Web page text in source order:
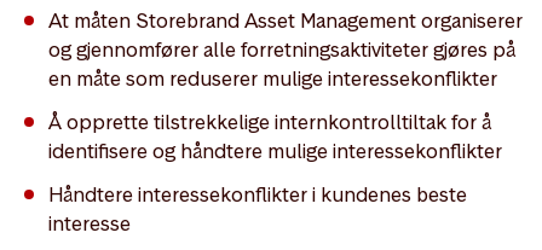
At måten Storebrand Asset Management organiserer
og gjennomfører alle forretningsaktiviteter gjøres på
en måte som reduserer mulige interessekonflikter
Å opprette tilstrekkelige internkontrolltiltak for å
identifisere og håndtere mulige interessekonflikter
Håndtere interessekonflikter i kundenes beste
interesse